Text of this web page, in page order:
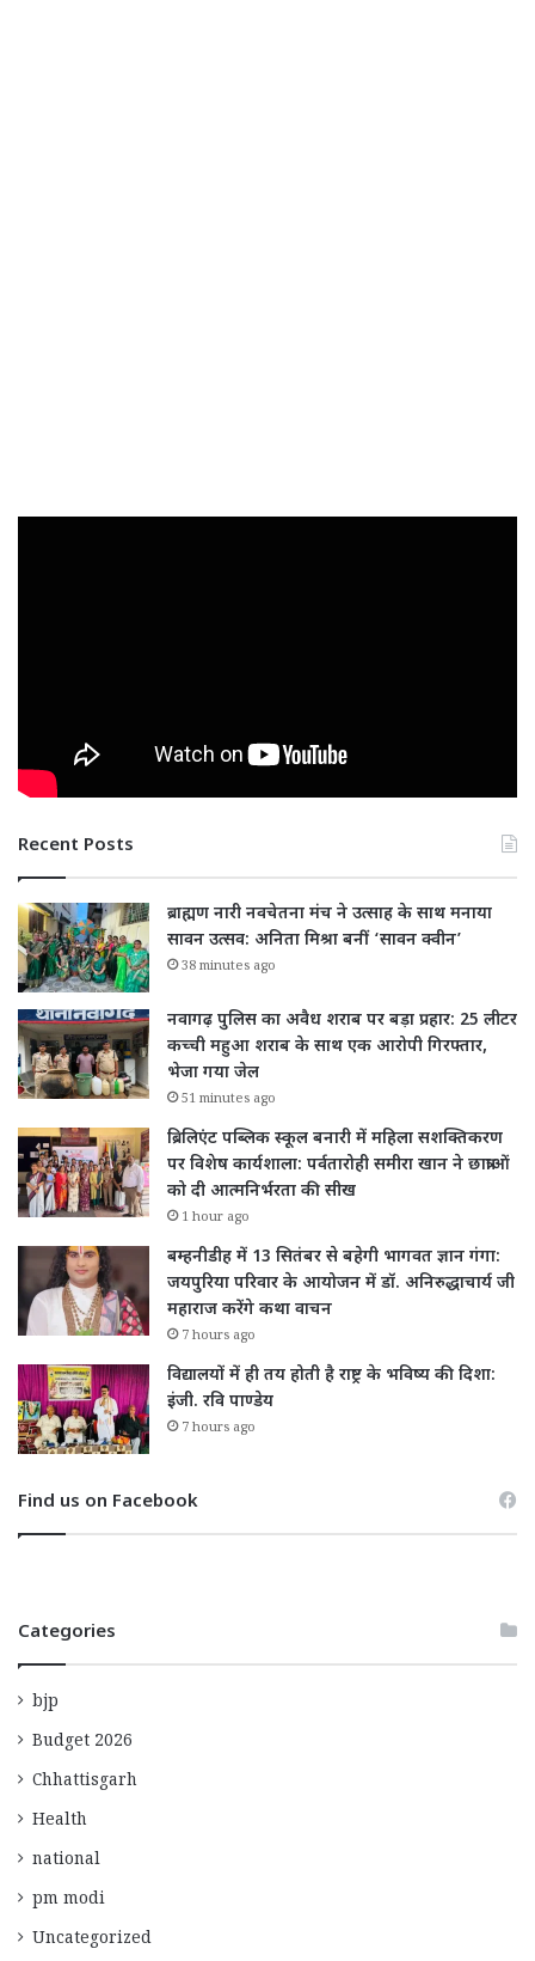
Recent Posts
ब्राह्मण नारी नवचेतना मंच ने उत्साह के साथ मनाया
सावन उत्सव: अनिता मिश्रा बनीं ‘सावन क्वीन’
38 minutes ago
नवागढ़ पुलिस का अवैध शराब पर बड़ा प्रहार: 25 लीटर
कच्ची महुआ शराब के साथ एक आरोपी गिरफ्तार,
भेजा गया जेल
51 minutes ago
ब्रिलिएंट पब्लिक स्कूल बनारी में महिला सशक्तिकरण
पर विशेष कार्यशाला: पर्वतारोही समीरा खान ने छात्राओं
को दी आत्मनिर्भरता की सीख
1 hour ago
बम्हनीडीह में 13 सितंबर से बहेगी भागवत ज्ञान गंगा:
जयपुरिया परिवार के आयोजन में डॉ. अनिरुद्धाचार्य जी
महाराज करेंगे कथा वाचन
7 hours ago
विद्यालयों में ही तय होती है राष्ट्र के भविष्य की दिशा:
इंजी. रवि पाण्डेय
7 hours ago
Find us on Facebook
Categories
bjp
Budget 2026
Chhattisgarh
Health
national
pm modi
Uncategorized